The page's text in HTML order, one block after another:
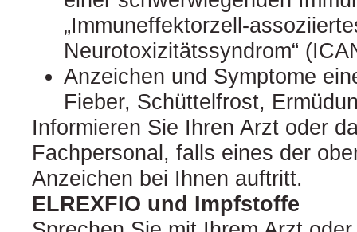
„Immuneffektorzell-
Neurotoxizitätssyndrom“
Anzeichen und Symptome
Fieber, Schüttelfrost,
Informieren Sie Ihren Arzt oder
Fachpersonal, falls eines der
Anzeichen bei Ihnen auftritt.
ELREXFIO und Impfstoffe